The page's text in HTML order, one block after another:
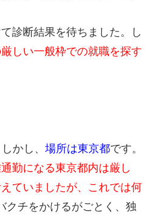
診断結果を待ちました。し
しい一般枠での就職を探す
かし、 場所は東京都です。
勤になる東京都内は厳し
ていましたが、これでは何
クチをかけるがごとく、独